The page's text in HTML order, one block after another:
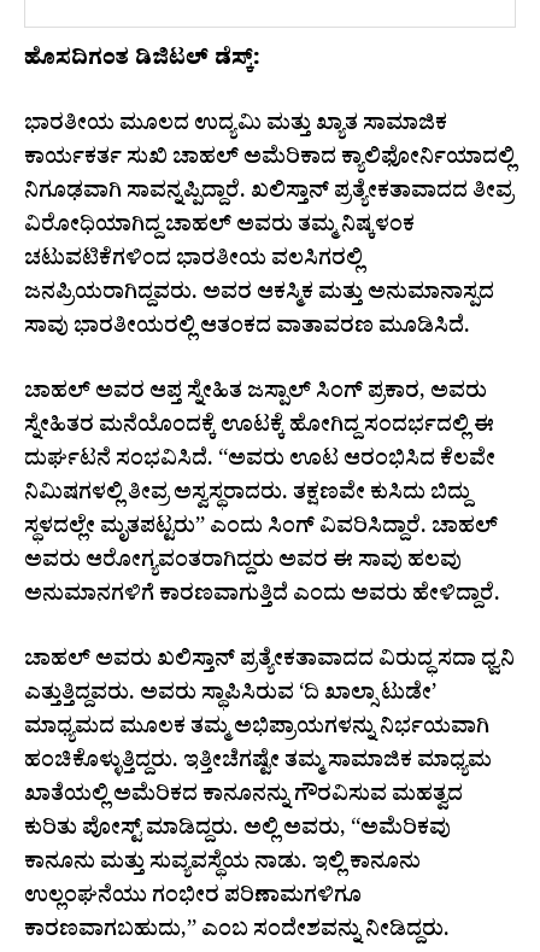
ಹೊಸದಿಗಂತ ಡಿಜಿಟಲ್ ಡೆಸ್ಕ್:
ಭಾರತೀಯ ಮೂಲದ ಉದ್ಯಮಿ ಮತ್ತು ಖ್ಯಾತ ಸಾಮಾಜಿಕ
ಕಾರ್ಯಕರ್ತ ಸುಖಿ ಚಾಹಲ್ ಅಮೆರಿಕಾದ ಕ್ಯಾಲಿಫೋರ್ನಿಯಾದಲ್ಲಿ
ನಿಗೂಢವಾಗಿ ಸಾವನ್ನಪ್ಪಿದ್ದಾರೆ. ಖಲಿಸ್ತಾನ್ ಪ್ರತ್ಯೇಕತಾವಾದದ ತೀವ್ರ
ವಿರೋಧಿಯಾಗಿದ್ದ ಚಾಹಲ್ ಅವರು ತಮ್ಮ ನಿಷ್ಕಳಂಕ
ಚಟುವಟಿಕೆಗಳಿಂದ ಭಾರತೀಯ ವಲಸಿಗರಲ್ಲಿ
ಜನಪ್ರಿಯರಾಗಿದ್ದವರು. ಅವರ ಆಕಸ್ಮಿಕ ಮತ್ತು ಅನುಮಾನಾಸ್ಪದ
ಸಾವು ಭಾರತೀಯರಲ್ಲಿ ಆತಂಕದ ವಾತಾವರಣ ಮೂಡಿಸಿದೆ.
ಚಾಹಲ್ ಅವರ ಆಪ್ತ ಸ್ನೇಹಿತ ಜಸ್ಪಾಲ್ ಸಿಂಗ್ ಪ್ರಕಾರ, ಅವರು
ಸ್ನೇಹಿತರ ಮನೆಯೊಂದಕ್ಕೆ ಊಟಕ್ಕೆ ಹೋಗಿದ್ದ ಸಂದರ್ಭದಲ್ಲಿ ಈ
ದುರ್ಘಟನೆ ಸಂಭವಿಸಿದೆ. “ಅವರು ಊಟ ಆರಂಭಿಸಿದ ಕೆಲವೇ
ನಿಮಿಷಗಳಲ್ಲಿ ತೀವ್ರ ಅಸ್ವಸ್ಥರಾದರು. ತಕ್ಷಣವೇ ಕುಸಿದು ಬಿದ್ದು
ಸ್ಥಳದಲ್ಲೇ ಮೃತಪಟ್ಟರು” ಎಂದು ಸಿಂಗ್ ವಿವರಿಸಿದ್ದಾರೆ. ಚಾಹಲ್
ಅವರು ಆರೋಗ್ಯವಂತರಾಗಿದ್ದರು ಅವರ ಈ ಸಾವು ಹಲವು
ಅನುಮಾನಗಳಿಗೆ ಕಾರಣವಾಗುತ್ತಿದೆ ಎಂದು ಅವರು ಹೇಳಿದ್ದಾರೆ.
ಚಾಹಲ್ ಅವರು ಖಲಿಸ್ತಾನ್ ಪ್ರತ್ಯೇಕತಾವಾದದ ವಿರುದ್ಧ ಸದಾ ಧ್ವನಿ
ಎತ್ತುತ್ತಿದ್ದವರು. ಅವರು ಸ್ಥಾಪಿಸಿರುವ ‘ದಿ ಖಾಲ್ಸಾ ಟುಡೇ’
ಮಾಧ್ಯಮದ ಮೂಲಕ ತಮ್ಮ ಅಭಿಪ್ರಾಯಗಳನ್ನು ನಿರ್ಭಯವಾಗಿ
ಹಂಚಿಕೊಳ್ಳುತ್ತಿದ್ದರು. ಇತ್ತೀಚೆಗಷ್ಟೇ ತಮ್ಮ ಸಾಮಾಜಿಕ ಮಾಧ್ಯಮ
ಖಾತೆಯಲ್ಲಿ ಅಮೆರಿಕದ ಕಾನೂನನ್ನು ಗೌರವಿಸುವ ಮಹತ್ವದ
ಕುರಿತು ಪೋಸ್ಟ್ ಮಾಡಿದ್ದರು. ಅಲ್ಲಿ ಅವರು, “ಅಮೆರಿಕವು
ಕಾನೂನು ಮತ್ತು ಸುವ್ಯವಸ್ಥೆಯ ನಾಡು. ಇಲ್ಲಿ ಕಾನೂನು
ಉಲ್ಲಂಘನೆಯು ಗಂಭೀರ ಪರಿಣಾಮಗಳಿಗೂ
ಕಾರಣವಾಗಬಹುದು,” ಎಂಬ ಸಂದೇಶವನ್ನು ನೀಡಿದ್ದರು.